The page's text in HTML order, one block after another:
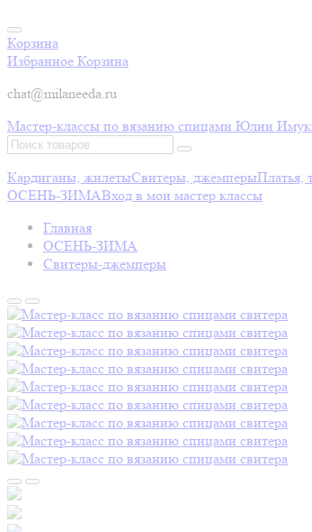
Корзина
Избранное Корзина
chat@milaneeda.ru
Мастер-классы по вязанию спицами Юлии
Кардиганы, жилетыСвитеры, джемперыПлатья,
ОСЕНЬ-ЗИМАВход в мои мастер классы
Главная
ОСЕНЬ-ЗИМА
Свитеры-джемперы